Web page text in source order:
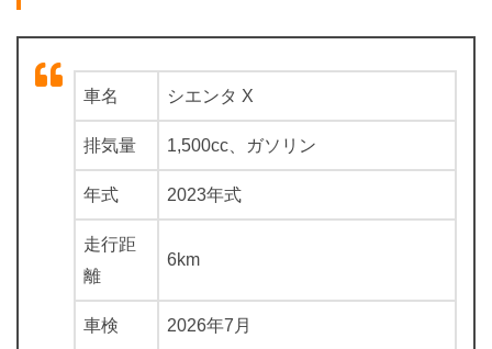
車名 シエンタ X
排気量 1,500cc、ガソリン
年式 2023年式
走行距
離
6km
車検 2026年7月